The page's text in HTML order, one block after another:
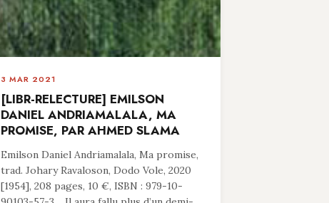
3 MAR 2021
[LIBR-RELECTURE] EMILSON
DANIEL ANDRIAMALALA, MA
PROMISE, PAR AHMED SLAMA
Emilson Daniel Andriamalala, Ma promise,
trad. Johary Ravaloson, Dodo Vole, 2020
[1954], 208 pages, 10 €, ISBN : 979-10-